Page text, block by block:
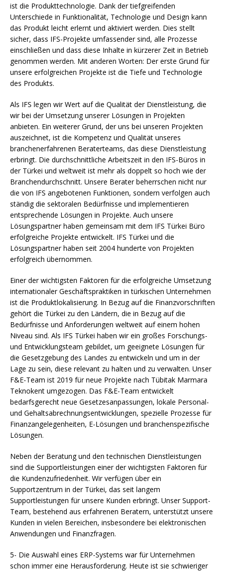
ist die Produkttechnologie. Dank der tiefgreifenden
Unterschiede in Funktionalität, Technologie und Design kann
das Produkt leicht erlernt und aktiviert werden. Dies stellt
sicher, dass IFS-Projekte umfassender sind, alle Prozesse
einschließen und dass diese Inhalte in kürzerer Zeit in Betrieb
genommen werden. Mit anderen Worten: Der erste Grund für
unsere erfolgreichen Projekte ist die Tiefe und Technologie
des Produkts.
Als IFS legen wir Wert auf die Qualität der Dienstleistung, die
wir bei der Umsetzung unserer Lösungen in Projekten
anbieten. Ein weiterer Grund, der uns bei unseren Projekten
auszeichnet, ist die Kompetenz und Qualität unseres
branchenerfahrenen Beraterteams, das diese Dienstleistung
erbringt. Die durchschnittliche Arbeitszeit in den IFS-Büros in
der Türkei und weltweit ist mehr als doppelt so hoch wie der
Branchendurchschnitt. Unsere Berater beherrschen nicht nur
die von IFS angebotenen Funktionen, sondern verfolgen auch
ständig die sektoralen Bedürfnisse und implementieren
entsprechende Lösungen in Projekte. Auch unsere
Lösungspartner haben gemeinsam mit dem IFS Türkei Büro
erfolgreiche Projekte entwickelt. IFS Türkei und die
Lösungspartner haben seit 2004 hunderte von Projekten
erfolgreich übernommen.
Einer der wichtigsten Faktoren für die erfolgreiche Umsetzung
internationaler Geschäftspraktiken in türkischen Unternehmen
ist die Produktlokalisierung. In Bezug auf die Finanzvorschriften
gehört die Türkei zu den Ländern, die in Bezug auf die
Bedürfnisse und Anforderungen weltweit auf einem hohen
Niveau sind. Als IFS Türkei haben wir ein großes Forschungs-
und Entwicklungsteam gebildet, um geeignete Lösungen für
die Gesetzgebung des Landes zu entwickeln und um in der
Lage zu sein, diese relevant zu halten und zu verwalten. Unser
F&E-Team ist 2019 für neue Projekte nach Tübitak Marmara
Teknokent umgezogen. Das F&E-Team entwickelt
bedarfsgerecht neue Gesetzesanpassungen, lokale Personal-
und Gehaltsabrechnungsentwicklungen, spezielle Prozesse für
Finanzangelegenheiten, E-Lösungen und branchenspezifische
Lösungen.
Neben der Beratung und den technischen Dienstleistungen
sind die Supportleistungen einer der wichtigsten Faktoren für
die Kundenzufriedenheit. Wir verfügen über ein
Supportzentrum in der Türkei, das seit langem
Supportleistungen für unsere Kunden erbringt. Unser Support-
Team, bestehend aus erfahrenen Beratern, unterstützt unsere
Kunden in vielen Bereichen, insbesondere bei elektronischen
Anwendungen und Finanzfragen.
5- Die Auswahl eines ERP-Systems war für Unternehmen
schon immer eine Herausforderung. Heute ist sie schwieriger